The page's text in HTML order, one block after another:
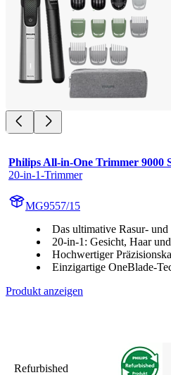
Philips All-in-One Trimmer 9000
20-in-1-Trimmer
MG9557/15
Das ultimative Rasur- und
20-in-1: Gesicht, Haar
Hochwertiger
Einzigartige OneBlade-
Produkt anzeigen
Refurbished